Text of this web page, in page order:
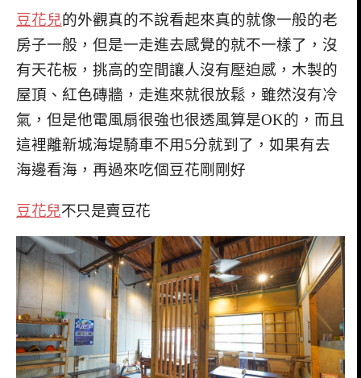
豆花兒的外觀真的不說看起來真的就像一般的老
房子一般，但是一走進去感覺的就不一樣了，沒
有天花板，挑高的空間讓人沒有壓迫感，木製的
屋頂、紅色磚牆，走進來就很放鬆，雖然沒有冷
氣，但是他電風扇很強也很透風算是OK的，而且
這裡離新城海堤騎車不用5分就到了，如果有去
海邊看海，再過來吃個豆花剛剛好
豆花兒不只是賣豆花